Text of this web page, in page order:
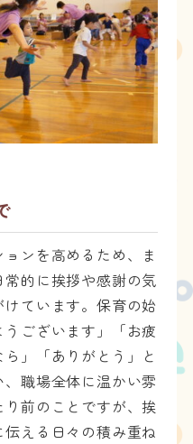
ンを高めるため、ま
的に挨拶や感謝の気
ています。保育の始
ございます」「お疲
」「ありがとう」と
職場全体に温かい雰
前のことですが、挨
える日々の積み重ね